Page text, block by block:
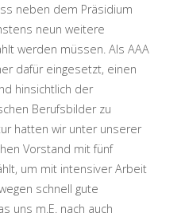
neben dem Präsidium
neun weitere
werden müssen. Als AAA
dafür eingesetzt, einen
hinsichtlich der
Berufsbilder zu
hatten wir unter unserer
Vorstand mit fünf
um mit intensiver Arbeit
schnell gute
uns m.E. nach auch